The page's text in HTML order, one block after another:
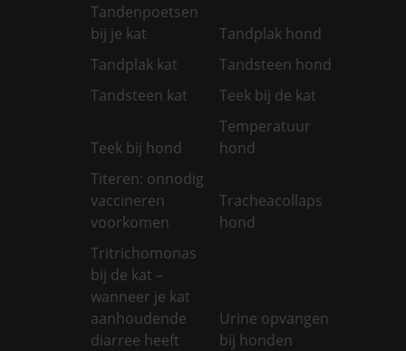
Tandenpoetsen
bij je kat
Tandplak hond
Tandplak kat
Tandsteen hond
Tandsteen kat
Teek bij de kat
Teek bij hond
Temperatuur
hond
Titeren: onnodig
vaccineren
voorkomen
Tracheacollaps
hond
Tritrichomonas
bij de kat –
wanneer je kat
aanhoudende
diarree heeft
Urine opvangen
bij honden